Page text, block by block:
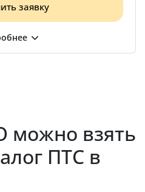
заявку
можно взять
ПТС в